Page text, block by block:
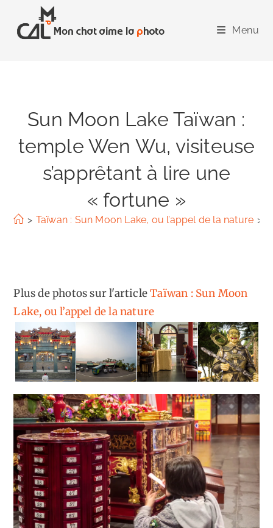
content
Menu
Sun Moon Lake Taïwan :
temple Wen Wu, visiteuse
s’apprêtant à lire une
« fortune »
> Taïwan : Sun Moon Lake, ou l’appel de la nature >
Plus de photos sur l'articleTaïwan : Sun Moon
Lake, ou l’appel de la nature